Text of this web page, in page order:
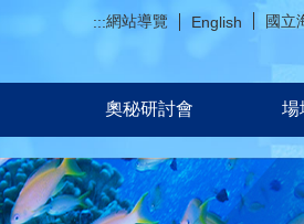
:::網站導覽 English 國立
奧秘研討會 場